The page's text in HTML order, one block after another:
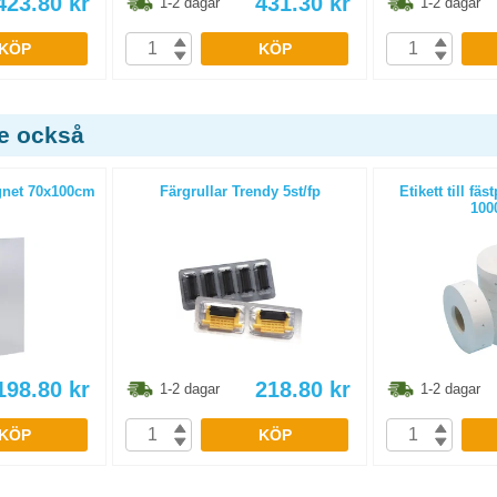
KÖP KÖP
också
70x100cm
kr
KÖP
Färgrullar Trendy 5st/fp
1-2 dagar 218.80 kr
KÖP
Etikett till
1-2 dagar